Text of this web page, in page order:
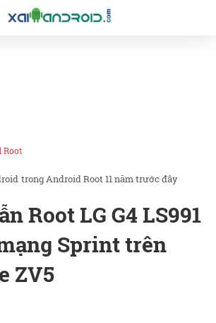
Root
trongAndroid Root11 năm trước đây
Root LG G4 LS991
Sprint trên
ZV5